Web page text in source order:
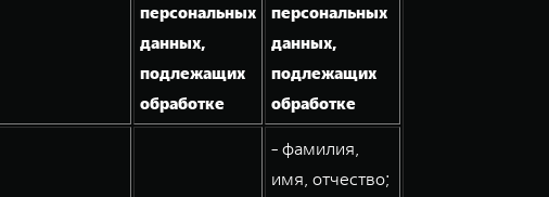
персональных
данных,
подлежащих
обработке
персональных
данных,
подлежащих
обработке
- фамилия,
имя, отчество;